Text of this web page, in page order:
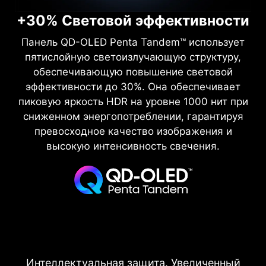
+30% Cветовой эффективности
Панель QD-OLED Penta Tandem™ использует
пятислойную светоизлучающую структуру,
обеспечивающую повышение световой
эффективности до 30%. Она обеспечивает
пиковую яркость HDR на уровне 1000 нит при
сниженном энергопотреблении, гарантируя
превосходное качество изображения и
высокую интенсивность свечения.
Контрастность 1,5 млн:1 и сертификация VESA
DisplayHDR True Black 500 дарят бархатно-
глубокий чёрный и сочные яркие акценты при
пиковой яркости 1000 нит.
ClearMR 13000 гарантирует устранение
размытия в движении и артефактов движения
(ghosting), обеспечивая кристальную чёткость
каждого кадра.
выразительную визуальную чёткость.
Интеллектуальная защита. Увеличенный